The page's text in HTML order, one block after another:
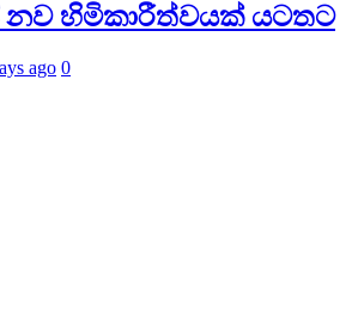
නව හිමිකාරීත්වයක් යටතට
ago 0